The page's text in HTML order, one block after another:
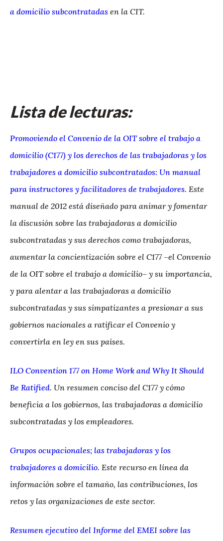
a domicilio subcontratadas en la CIT.
Lista de lecturas:
Promoviendo el Convenio de la OIT sobre el trabajo a
domicilio (C177) y los derechos de las trabajadoras y los
trabajadores a domicilio subcontratados: Un manual
para instructores y facilitadores de trabajadores. Este
manual de 2012 está diseñado para animar y fomentar
la discusión sobre las trabajadoras a domicilio
subcontratadas y sus derechos como trabajadoras,
aumentar la concientización sobre el C177 –el Convenio
de la OIT sobre el trabajo a domicilio– y su importancia,
y para alentar a las trabajadoras a domicilio
subcontratadas y sus simpatizantes a presionar a sus
gobiernos nacionales a ratificar el Convenio y
convertirla en ley en sus países.
ILO Convention 177 on Home Work and Why It Should
Be Ratified. Un resumen conciso del C177 y cómo
beneficia a los gobiernos, las trabajadoras a domicilio
subcontratadas y los empleadores.
Grupos ocupacionales; las trabajadoras y los
trabajadores a domicilio. Este recurso en línea da
información sobre el tamaño, las contribuciones, los
retos y las organizaciones de este sector.
Resumen ejecutivo del Informe del EMEI sobre las